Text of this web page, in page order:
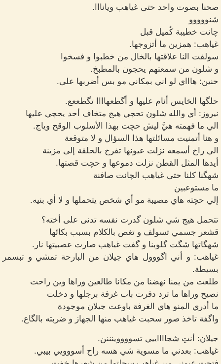
صحنا بصوت واحد حتى غياهب ويانااا.
شنووووو
چانت خطيبة كُميل قبل
غياهب: همزين ما أتزوجها.
سولفت النا علاقتها بالخال من خطبوا و فسخوا
و شلون من سمعتهم يحجون بالمطبخ.
حنين: هاااي لو اني بمكاني مو بس أضربها على.
حلگها الخايس أنام عليها و أگطعهاااا تگطععع.
نيروز: أي والله شلون تحچي هيج متخاف أحد يحچي عليها
الي ما فهمته هيَّ ليش حچت بهذا الأسلوب الوقح وياج.
و هنا أتمنيت مسائلتها هذا السؤال و لا متوقعة
الي راح أسمعه نزلت عيونها تفرح بالحلقة إلى مزينة
أيدها المثل القطن نزلت دموعها و حچت قصتها.
شهگنا كلنا حتى غياهب الچانت صافنة
ما مستوعبين
إلي حچته هاي مصيبة مو أي شخص يتحملها و لا أي بنيه.
تتحمل هيج شي شلون گدرت نفسه تدنى على أخته؟
قشعر جسمي تسولف و تغص بالكلام بسبب بكائها
شهگاتها شگت گلوبنا و گفت غياهب صارت عصبيتها نار.
غياهب: و أني اگووول هاي جيلان من البارحة تمشي و تبسمر
بسيطة.
طلعت من يمنا نهضنا من مكانا طالعين وراها وين راحت
نصيح وراها ما ترد دفرت باب غرفة برجلها و دخلت
ما أدري المنو هاي الغرفة باوعت جيلان موجودة
واگفة تاخذ صور سحبت غياهب منها الجهاز و ضربته بالگاع.
جيلان: أنتِ شجااااييي تسووووينننن.
غياهب: بعدني ما مسوية شي هسه راح أسووويي بيبي.